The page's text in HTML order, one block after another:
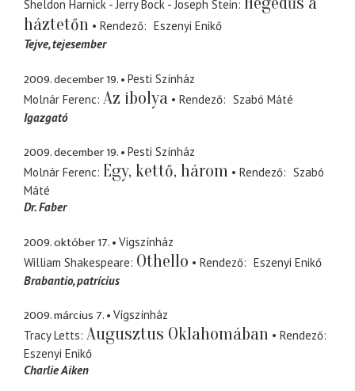
Sheldon Harnick - Jerry Bock - Joseph Stein
háztetőn
Rendező
Eszenyi Enikő
Tejve tejesember
2009. december 19.
Pesti Színház
Molnár Ferenc Az ibolya Rendező
Szabó Máté
Igazgató
2009. december 19.
Pesti Színház
Molnár Ferenc Egy, kettő, három Rendező
Szabó
Máté
Dr. Faber
2009. október 17.
Vígszínház
William Shakespeare Othello Rendező
Eszenyi Enikő
Brabantio patrícius
2009. március 7.
Vígszínház
Tracy Letts Augusztus Oklahomában
Rendező
Eszenyi Enikő
Charlie Aiken